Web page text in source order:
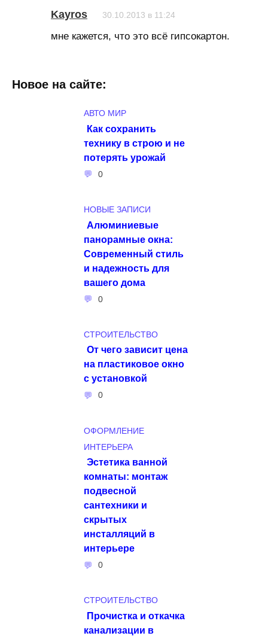
Kayros 30.10.2013 в 11:24
мне кажется, что это всё гипсокартон.
Новое на сайте:
АВТО МИР
Как сохранить
технику в строю и не
потерять урожай
0
НОВЫЕ ЗАПИСИ
Алюминиевые
панорамные окна:
Современный стиль
и надежность для
вашего дома
0
СТРОИТЕЛЬСТВО
От чего зависит цена
на пластиковое окно
с установкой
0
ОФОРМЛЕНИЕ
ИНТЕРЬЕРА
Эстетика ванной
комнаты: монтаж
подвесной
сантехники и
скрытых
инсталляций в
интерьере
0
СТРОИТЕЛЬСТВО
Прочистка и откачка
канализации в